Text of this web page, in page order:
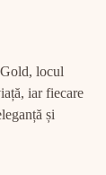
locul
iar fiecare
și